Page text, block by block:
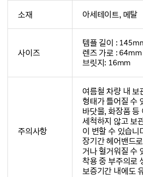
소재 아세테이트, 메탈
사이즈
템플 길이 :
렌즈 가로 : 64mm
브릿지: 16mm
주의사항
여름철 차량 내 보
형태가 틀어질 수
바닷물, 화장품 등
세척하지 않고 보
이 변할 수 있습니
장기간 헤어밴드
거나 헐거워질 수
착용 중 부주의로
보증기간 내에도